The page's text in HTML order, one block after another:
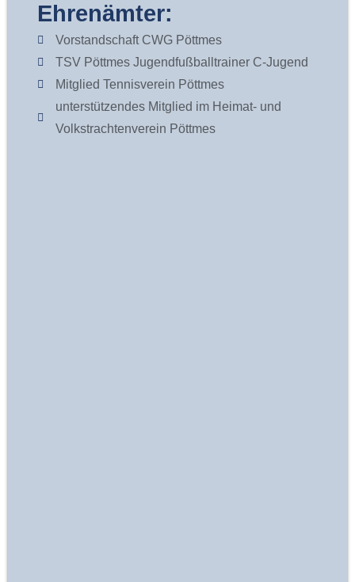
Ehrenämter:
Vorstandschaft CWG Pöttmes
TSV Pöttmes Jugendfußballtrainer C-Jugend
Mitglied Tennisverein Pöttmes
unterstützendes Mitglied im Heimat- und
Volkstrachtenverein Pöttmes